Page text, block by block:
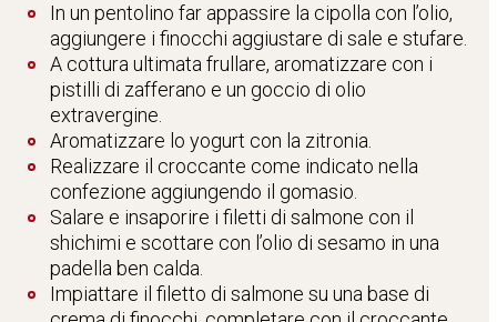
In un pentolino far appassire la cipolla con l’olio,
aggiungere i finocchi aggiustare di sale e stufare.
A cottura ultimata frullare, aromatizzare con i
pistilli di zafferano e un goccio di olio
extravergine.
Aromatizzare lo yogurt con la zitronia.
Realizzare il croccante come indicato nella
confezione aggiungendo il gomasio.
Salare e insaporire i filetti di salmone con il
shichimi e scottare con l’olio di sesamo in una
padella ben calda.
Impiattare il filetto di salmone su una base di